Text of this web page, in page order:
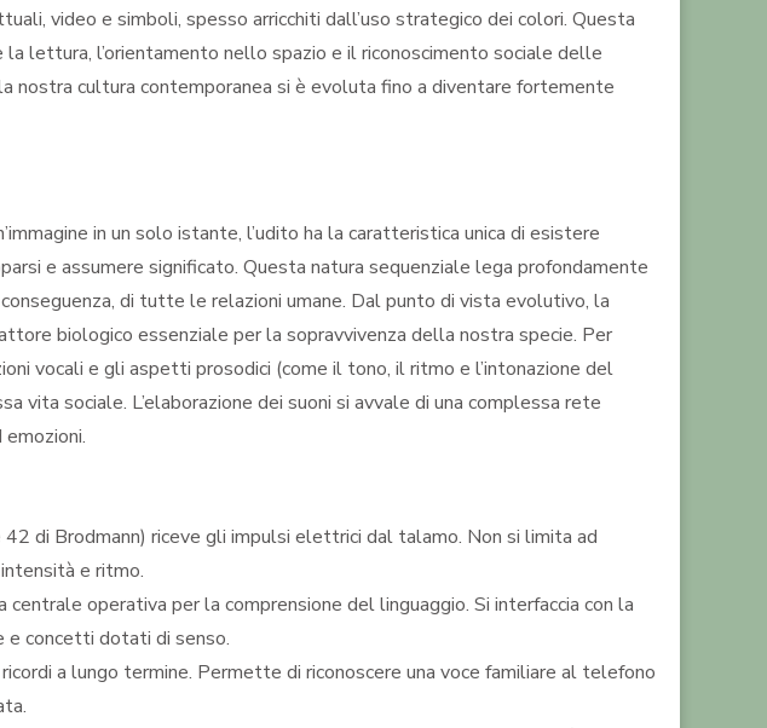
video e simboli, spesso arricchiti dall’uso strategico dei colori. Questa
lettura, l’orientamento nello spazio e il riconoscimento sociale delle
nostra cultura contemporanea si è evoluta fino a diventare fortemente
in un solo istante, l’udito ha la caratteristica unica di esistere
e assumere significato. Questa natura sequenziale lega profondamente
di tutte le relazioni umane. Dal punto di vista evolutivo, la
biologico essenziale per la sopravvivenza della nostra specie. Per
vocali e gli aspetti prosodici (come il tono, il ritmo e l’intonazione del
sociale. L’elaborazione dei suoni si avvale di una complessa rete
di Brodmann) riceve gli impulsi elettrici dal talamo. Non si limita ad
e ritmo.
operativa per la comprensione del linguaggio. Si interfaccia con la
e concetti dotati di senso.
a lungo termine. Permette di riconoscere una voce familiare al telefono